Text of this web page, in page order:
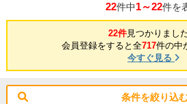
22件中1～22件を
22件見つかりまし
会員登録をすると全717件の中
今すぐ見る
条件を絞り込